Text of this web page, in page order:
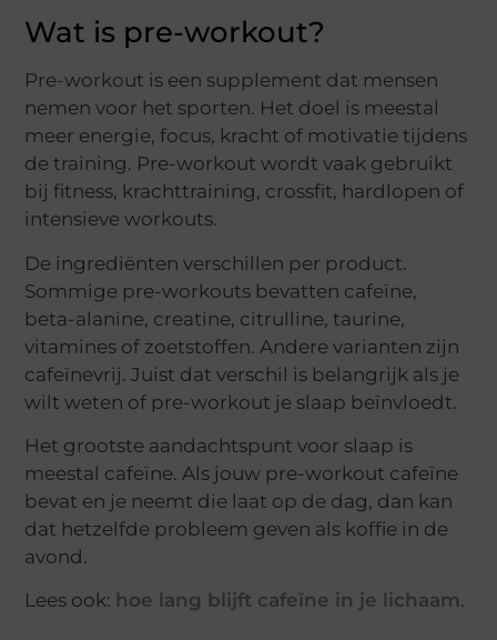
Wat is pre-workout?
Pre-workout is een supplement dat mensen
nemen voor het sporten. Het doel is meestal
meer energie, focus, kracht of motivatie tijdens
de training. Pre-workout wordt vaak gebruikt
bij fitness, krachttraining, crossfit, hardlopen of
intensieve workouts.
De ingrediënten verschillen per product.
Sommige pre-workouts bevatten cafeïne,
beta-alanine, creatine, citrulline, taurine,
vitamines of zoetstoffen. Andere varianten zijn
cafeïnevrij. Juist dat verschil is belangrijk als je
wilt weten of pre-workout je slaap beïnvloedt.
Het grootste aandachtspunt voor slaap is
meestal cafeïne. Als jouw pre-workout cafeïne
bevat en je neemt die laat op de dag, dan kan
dat hetzelfde probleem geven als koffie in de
avond.
Lees ook: hoe lang blijft cafeïne in je lichaam.